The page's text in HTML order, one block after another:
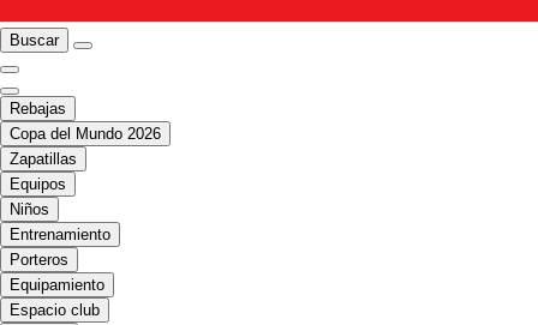
Buscar
Rebajas
Copa del Mundo 2026
Zapatillas
Equipos
Niños
Entrenamiento
Porteros
Equipamiento
Espacio club